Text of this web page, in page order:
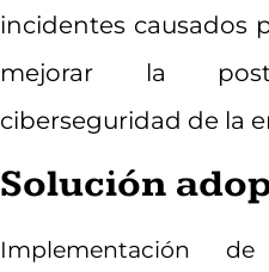
incidentes causados
mejorar la
ciberseguridad de la
Solución
Implementación